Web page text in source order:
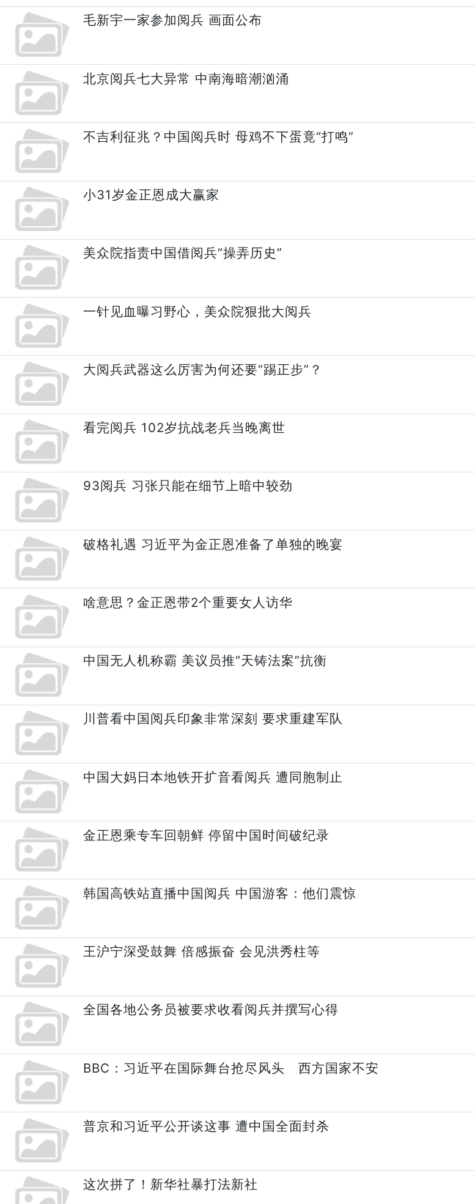
毛新宇一家参加阅兵 画面公布
北京阅兵七大异常 中南海暗潮汹涌
不吉利征兆？中国阅兵时 母鸡不下蛋竟“打鸣”
小31岁金正恩成大赢家
美众院指责中国借阅兵“操弄历史”
一针见血曝习野心，美众院狠批大阅兵
大阅兵武器这么厉害为何还要“踢正步”？
看完阅兵 102岁抗战老兵当晚离世
93阅兵 习张只能在细节上暗中较劲
破格礼遇 习近平为金正恩准备了单独的晚宴
啥意思？金正恩带2个重要女人访华
中国无人机称霸 美议员推“天铸法案”抗衡
川普看中国阅兵印象非常深刻 要求重建军队
中国大妈日本地铁开扩音看阅兵 遭同胞制止
金正恩乘专车回朝鲜 停留中国时间破纪录
韩国高铁站直播中国阅兵 中国游客：他们震惊
王沪宁深受鼓舞 倍感振奋 会见洪秀柱等
全国各地公务员被要求收看阅兵并撰写心得
BBC：习近平在国际舞台抢尽风头 西方国家不安
普京和习近平公开谈这事 遭中国全面封杀
这次拼了！新华社暴打法新社